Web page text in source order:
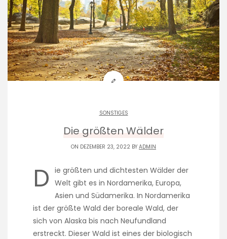
SONSTIGES
Die größten Wälder
ON DEZEMBER 23, 2022 BY ADMIN
D ie größten und dichtesten Wälder der
Welt gibt es in Nordamerika, Europa,
Asien und Südamerika. In Nordamerika
ist der größte Wald der boreale Wald, der
sich von Alaska bis nach Neufundland
erstreckt. Dieser Wald ist eines der biologisch